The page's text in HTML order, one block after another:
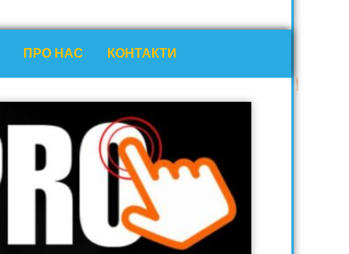
ПРО НАС КОНТАКТИ